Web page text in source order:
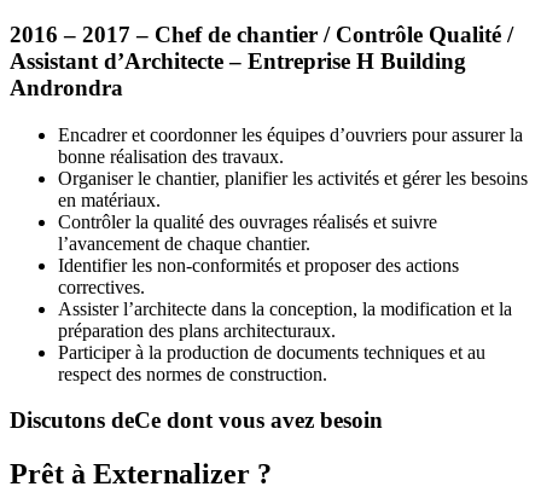
2016 – 2017 – Chef de chantier / Contrôle Qualité /
Assistant d’Architecte – Entreprise H Building
Androndra
Encadrer et coordonner les équipes d’ouvriers pour assurer la
bonne réalisation des travaux.
Organiser le chantier, planifier les activités et gérer les besoins
en matériaux.
Contrôler la qualité des ouvrages réalisés et suivre
l’avancement de chaque chantier.
Identifier les non-conformités et proposer des actions
correctives.
Assister l’architecte dans la conception, la modification et la
préparation des plans architecturaux.
Participer à la production de documents techniques et au
respect des normes de construction.
Discutons deCe dont vous avez besoin
Prêt à Externalizer ?